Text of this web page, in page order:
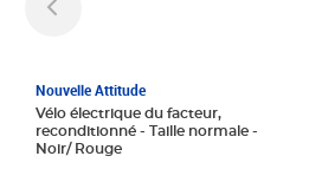
Nouvelle Attitude
Vélo électrique du facteur,
reconditionné - Taille normale -
Noir/ Rouge